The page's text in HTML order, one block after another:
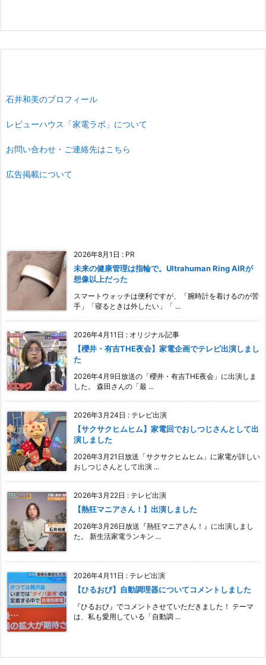
石井和美のプロフィール
レビューハウス「家電ラボ」について
お問い合わせ・ご連絡先はこちら
広告掲載について
2026年8月1日 : PR
未来の健康管理は指輪で。Ultrahuman Ring AIRが
想像以上だった
スマートウォッチは便利ですが、「腕時計を着けるのが苦
手」「寝るときは外したい」「 ...
2026年4月11日 : オリジナル記事
【櫻井・有吉THE夜会】家電企画でテレビ出演しまし
た
2026年4月9日放送の「櫻井・有吉THE夜会」に出演しま
した。 森田さんの「最 ...
2026年3月24日 : テレビ出演
【サクサクヒムヒム】家電回でおしつじさんとして出
演しました
2026年3月21日放送「サクサクヒムヒム」に家電が詳しい
おしつじさんとして出演 ...
2026年3月22日 : テレビ出演
【熱狂マニアさん！】出演しました
2026年3月26日放送『熱狂マニアさん！』に出演しまし
た。 新生活家電ランキン ...
2026年4月11日 : テレビ出演
【ひるおび】自動調理器についてコメントしました
『ひるおび』でコメントさせていただきました！ テーマ
は、私も愛用している「自動調 ...